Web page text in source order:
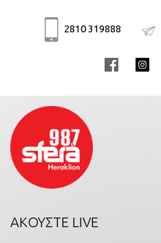
2810 319888
ΑΚΟΥΣΤΕ LIVE